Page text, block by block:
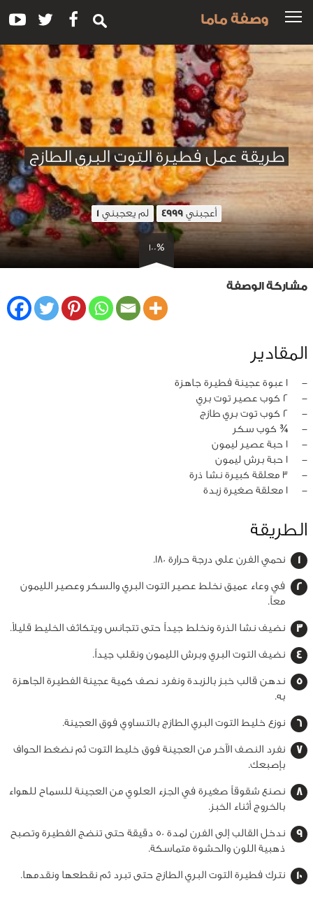
وصفة ماما
طريقة عمل فطيرة التوت البري الطازج
أعجبني 4999 لم يعجبني 1
100%
مشاركة الوصفة
المقادير
‏-
1 عبوة عجينة فطيرة جاهزة
‏-
2 كوب عصير توت بري
‏-
2 كوب توت بري طازج
‏-
¾ كوب سكر
‏-
1 حبة عصير ليمون
‏-
1 حبة برش ليمون
‏-
3 معلقة كبيرة نشا ذرة
‏-
1 معلقة صغيرة زبدة
الطريقة
نحمي الفرن على درجة حرارة 180.
في وعاء عميق نخلط عصير التوت البري والسكر وعصير الليمون
معاً.
نضيف نشا الذرة ونخلط جيداً حتى تتجانس ويتكاثف الخليط قليلاً.
نضيف التوت البري وبرش الليمون ونقلب جيداً.
ندهن قالب خبز بالزبدة ونفرد نصف كمية عجينة الفطيرة الجاهزة
به.
نوزع خليط التوت البري الطازج بالتساوي فوق العجينة.
نفرد النصف الآخر من العجينة فوق خليط التوت ثم نضغط الحواف
بإصبعك.
نصنع شقوقاً صغيرة في الجزء العلوي من العجينة للسماح للهواء
بالخروج أثناء الخبز.
ندخل القالب إلى الفرن لمدة 50 دقيقة حتى تنضج الفطيرة وتصبح
ذهبية اللون والحشوة متماسكة.
نترك فطيرة التوت البري الطازج حتى تبرد ثم نقطعها ونقدمها.